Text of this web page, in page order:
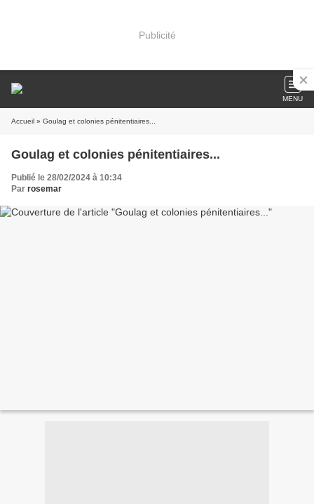
Publicité
MENU
Accueil » Goulag et colonies pénitentiaires...
Goulag et colonies pénitentiaires...
Publié le 28/02/2024 à 10:34
Par rosemar